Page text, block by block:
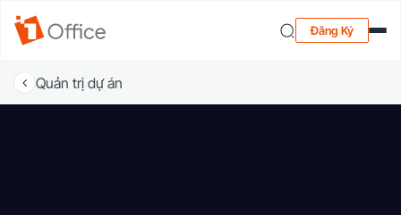
Đăng Ký
Quản trị dự án